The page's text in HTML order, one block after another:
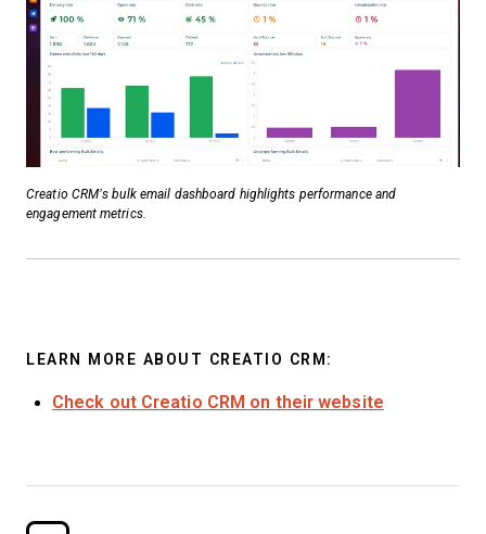
Creatio CRM’s bulk email dashboard highlights performance and
engagement metrics.
LEARN MORE ABOUT CREATIO CRM:
Check out Creatio CRM on their website